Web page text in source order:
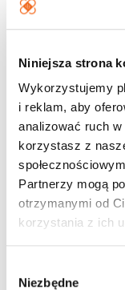
Niniejsza strona
Wykorzystujemy
i reklam, aby
analizować ruch
korzystasz z
Partnerzy mogą
otrzymanymi od
korzystania z ich
Niezbędne